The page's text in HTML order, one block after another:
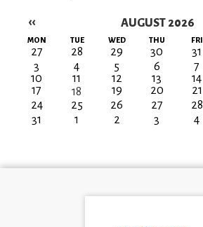
AUGUST 2026
Pagination
‹‹
MON TUE WED THU FRI
27 28 29 30 31
3
4 5 6 7
10
11 12 13 14
17
18 19 20 21
24
25 26 27 28
31
1 2 3 4